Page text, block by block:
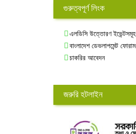
গুরুত্বপূর্ণ লিংক
এলডিসি উত্তোরণ ইভেন্টসমূহ
বাংলাদেশ ডেভলাপমেন্ট ফোরাম
চাকরির আবেদন
জরুরি হটলাইন